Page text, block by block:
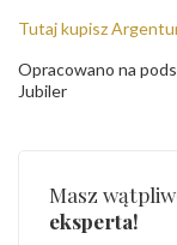
Tutaj kupisz
Opracowano na
Jubiler
Masz
eksperta!